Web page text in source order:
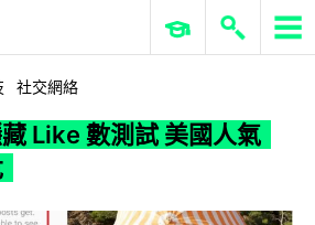
ERP 與商業 AI
社交網絡
Like 數測試 美國人氣